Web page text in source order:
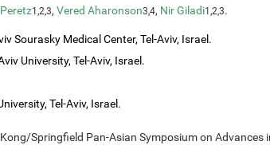
1,2,3, Vered Aharonson3,4, Nir Giladi1,2,3.
Sourasky Medical Center, Tel-Aviv, Israel.
University, Tel-Aviv, Israel.
Tel-Aviv, Israel.
Springfield Pan-Asian Symposium on Advances